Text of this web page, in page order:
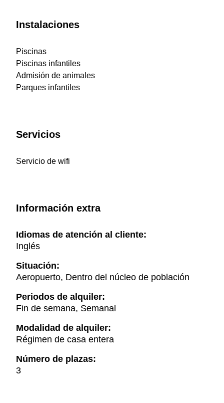
Instalaciones
Piscinas
Piscinas infantiles
Admisión de animales
Parques infantiles
Servicios
Servicio de wifi
Información extra
Idiomas de atención al cliente:
Inglés
Situación:
Aeropuerto, Dentro del núcleo de población
Periodos de alquiler:
Fin de semana, Semanal
Modalidad de alquiler:
Régimen de casa entera
Número de plazas:
3